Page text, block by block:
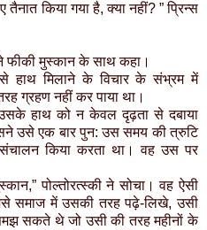
किया गया है, क्या नहीं? ” प्रिन्स
फीकी मुस्कान के साथ कहा।
से हाथ मिलाने के विचार के संभ्रम में
ग्रहण नहीं कर पाया था।
उसके हाथ को न केवल दृढ़ता से दबाया
उसे एक बार पुन: उस समय की त्रुटि
किया करता था। वह उस पर
पोल्तोरत्स्की ने सोचा। वह ऐसी
समाज में उसकी तरह पढ़े-लिखे, उसी
सकते थे जो उसी की तरह महीनों के